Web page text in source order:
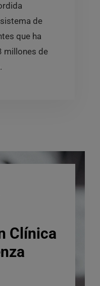
de
que ha
millones de
Clínica